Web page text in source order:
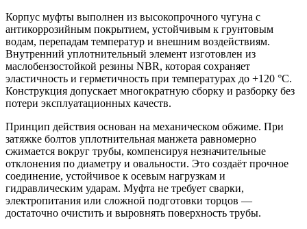
Корпус муфты выполнен из высокопрочного чугуна с
антикоррозийным покрытием, устойчивым к грунтовым
водам, перепадам температур и внешним воздействиям.
Внутренний уплотнительный элемент изготовлен из
маслобензостойкой резины NBR, которая сохраняет
эластичность и герметичность при температурах до +120 °C.
Конструкция допускает многократную сборку и разборку без
потери эксплуатационных качеств.
Принцип действия основан на механическом обжиме. При
затяжке болтов уплотнительная манжета равномерно
сжимается вокруг трубы, компенсируя незначительные
отклонения по диаметру и овальности. Это создаёт прочное
соединение, устойчивое к осевым нагрузкам и
гидравлическим ударам. Муфта не требует сварки,
электропитания или сложной подготовки торцов —
достаточно очистить и выровнять поверхность трубы.